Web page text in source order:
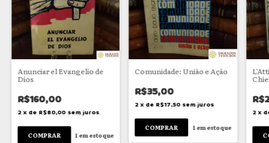
Anunciar el Evangelio de
Dios
R$160,00
2 x de R$80,00 sem juros
1 em estoque
Comunidade: União e Ação
R$35,00
2 x de R$17,50 sem juros
1 em estoque
2 x